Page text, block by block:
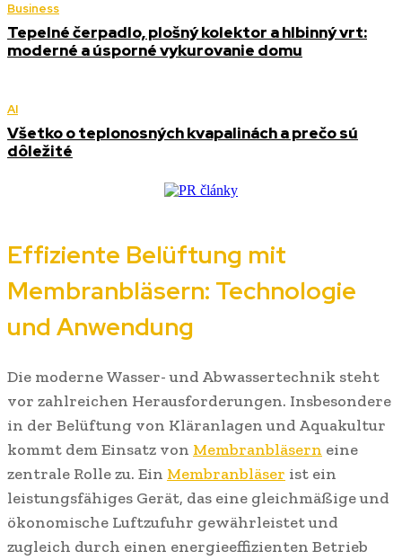
Business
Tepelné čerpadlo, plošný kolektor a hlbinný vrt:
moderné a úsporné vykurovanie domu
AI
Všetko o teplonosných kvapalinách a prečo sú
dôležité
Effiziente Belüftung mit
Membranbläsern: Technologie
und Anwendung
Die moderne Wasser- und Abwassertechnik steht
vor zahlreichen Herausforderungen. Insbesondere
in der Belüftung von Kläranlagen und Aquakultur
kommt dem Einsatz von Membranbläsern eine
zentrale Rolle zu. Ein Membranbläser ist ein
leistungsfähiges Gerät, das eine gleichmäßige und
ökonomische Luftzufuhr gewährleistet und
zugleich durch einen energieeffizienten Betrieb